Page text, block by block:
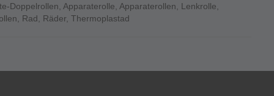
Doppelrollen Apparaterolle Apparaterollen Lenkrolle
Rad Räder Thermoplastad